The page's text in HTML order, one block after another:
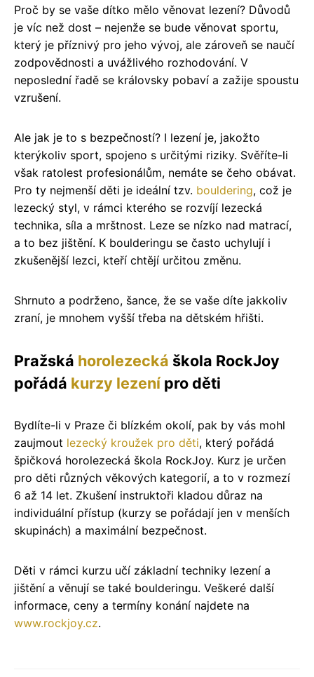
Proč by se vaše dítko mělo věnovat lezení? Důvodů
je víc než dost – nejenže se bude věnovat sportu,
který je příznivý pro jeho vývoj, ale zároveň se naučí
zodpovědnosti a uvážlivého rozhodování. V
neposlední řadě se královsky pobaví a zažije spoustu
vzrušení.
Ale jak je to s bezpečností? I lezení je, jakožto
kterýkoliv sport, spojeno s určitými riziky. Svěříte-li
však ratolest profesionálům, nemáte se čeho obávat.
Pro ty nejmenší děti je ideální tzv. bouldering, což je
lezecký styl, v rámci kterého se rozvíjí lezecká
technika, síla a mrštnost. Leze se nízko nad matrací,
a to bez jištění. K boulderingu se často uchylují i
zkušenější lezci, kteří chtějí určitou změnu.
Shrnuto a podrženo, šance, že se vaše díte jakkoliv
zraní, je mnohem vyšší třeba na dětském hřišti.
Pražská horolezecká škola RockJoy
pořádá kurzy lezenípro děti
Bydlíte-li v Praze či blízkém okolí, pak by vás mohl
zaujmout lezecký kroužek pro děti, který pořádá
špičková horolezecká škola RockJoy. Kurz je určen
pro děti různých věkových kategorií, a to v rozmezí
6 až 14 let. Zkušení instruktoři kladou důraz na
individuální přístup (kurzy se pořádají jen v menších
skupinách) a maximální bezpečnost.
Děti v rámci kurzu učí základní techniky lezení a
jištění a věnují se také boulderingu. Veškeré další
informace, ceny a termíny konání najdete na
www.rockjoy.cz.